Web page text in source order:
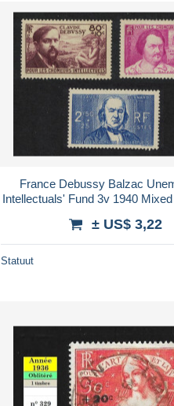
France Debussy Balzac
Intellectuals' Fund 3v 1940
± US$ 3,22
Statuut